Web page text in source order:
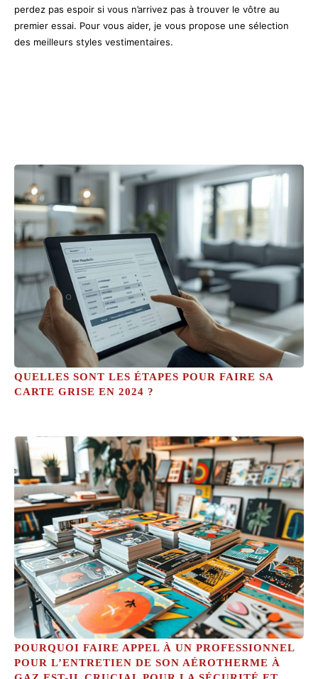
perdez pas espoir si vous n’arrivez pas à trouver le vôtre au
premier essai. Pour vous aider, je vous propose une sélection
des meilleurs styles vestimentaires.
QUELLES SONT LES ÉTAPES POUR FAIRE SA
CARTE GRISE EN 2024 ?
POURQUOI FAIRE APPEL À UN PROFESSIONNEL
POUR L’ENTRETIEN DE SON AÉROTHERME À